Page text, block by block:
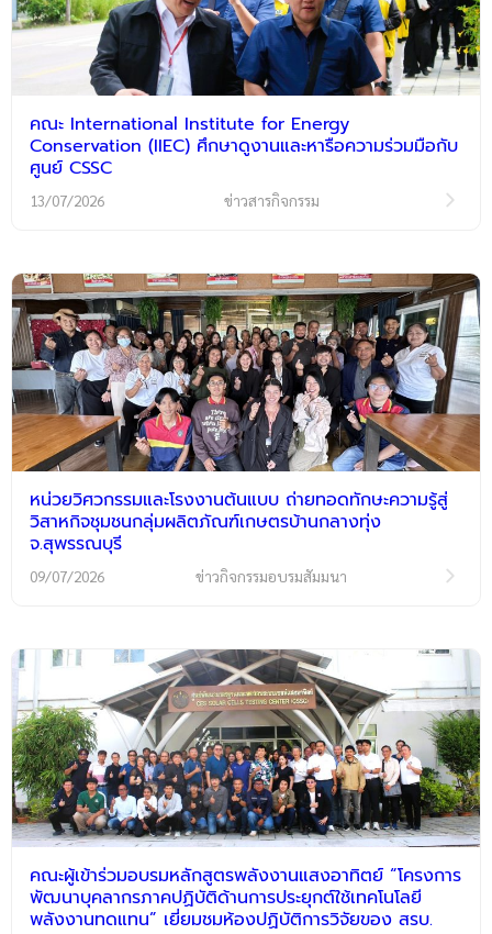
คณะ International Institute for Energy
Conservation (IIEC) ศึกษาดูงานและหารือความร่วมมือกับ
ศูนย์ CSSC
13/07/2026 ข่าวสารกิจกรรม
หน่วยวิศวกรรมและโรงงานต้นแบบ ถ่ายทอดทักษะความรู้สู่
วิสาหกิจชุมชนกลุ่มผลิตภัณฑ์เกษตรบ้านกลางทุ่ง
จ.สุพรรณบุรี
09/07/2026 ข่าวกิจกรรมอบรมสัมมนา
คณะผู้เข้าร่วมอบรมหลักสูตรพลังงานแสงอาทิตย์ “โครงการ
พัฒนาบุคลากรภาคปฏิบัติด้านการประยุกต์ใช้เทคโนโลยี
พลังงานทดแทน” เยี่ยมชมห้องปฏิบัติการวิจัยของ สรบ.